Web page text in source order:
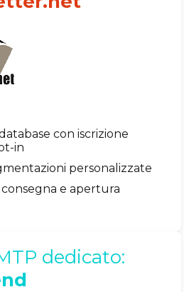
con iscrizione
in
personalizzate
e apertura
dedicato: